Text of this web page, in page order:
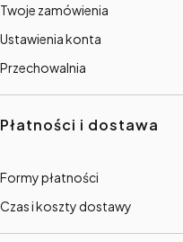
Twoje zamówienia
Ustawienia konta
Przechowalnia
Płatności i dostawa
Formy płatności
Czas i koszty dostawy